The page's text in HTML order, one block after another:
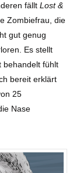
fälltLost &
Zombiefrau, die
gut genug
Es stellt
behandelt fühlt
bereit erklärt
25
Nase